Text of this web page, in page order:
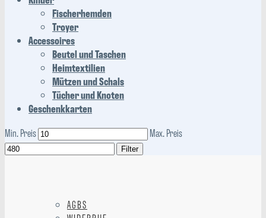
Fischerhemden
Troyer
Accessoires
Beutel und Taschen
Heimtextilien
Mützen und Schals
Tücher und Knoten
Geschenkkarten
Min. Preis
Max. Preis
Filter
AGBS